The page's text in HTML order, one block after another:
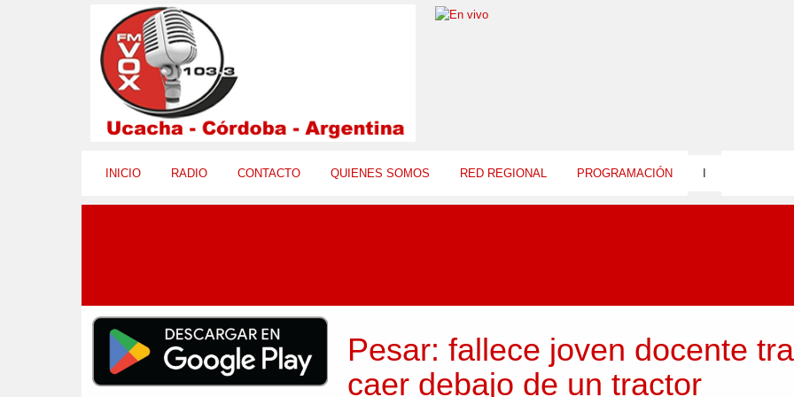
INICIO RADIO CONTACTO QUIENES SOMOS RED REGIONAL PROGRAMACIÓN I
Pesar: fallece joven docente
caer debajo de un tractor